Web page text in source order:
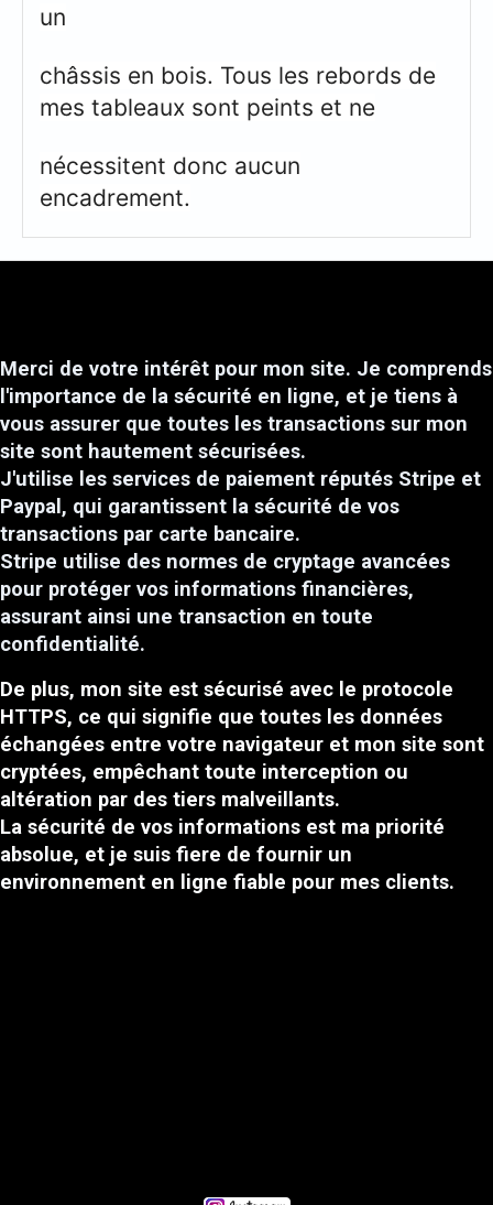
un
châssis en bois. Tous les rebords de
mes tableaux sont peints et ne
nécessitent donc aucun
encadrement.
Merci de votre intérêt pour mon site. Je comprends
l'importance de la sécurité en ligne, et je tiens à
vous assurer que toutes les transactions sur mon
site sont hautement sécurisées.
J'utilise les services de paiement réputés Stripe et
Paypal, qui garantissent la sécurité de vos
transactions par carte bancaire.
Stripe utilise des normes de cryptage avancées
pour protéger vos informations financières,
assurant ainsi une transaction en toute
confidentialité.
De plus, mon site est sécurisé avec le protocole
HTTPS, ce qui signifie que toutes les données
échangées entre votre navigateur et mon site sont
cryptées, empêchant toute interception ou
altération par des tiers malveillants.
La sécurité de vos informations est ma priorité
absolue, et je suis fiere de fournir un
environnement en ligne fiable pour mes clients.